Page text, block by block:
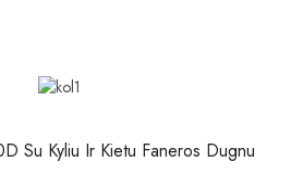
Su Kyliu Ir Kietu Faneros Dugnu